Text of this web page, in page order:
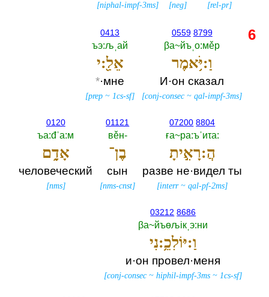
[rel-pr]
[neg]
[niphal-impf-3ms]
0559 8799
βа~йъˌо:мěр
וַ:יֹּ֥אמֶר
И·он сказал
[conj-consec ~qal-impf-3ms]
0413
ъэ:љˌай
אֵלַ֖:י
*·мне
[prep ~1cs-sf]
07200 8804
ға~ра:ъˈиτа:‎
הֲ:רָאִ֣יתָ
разве не·видел ты
[interr~qal-pf-2ms]
01121
вěн-‎
בֶן־
сын
[nms-cnst]
0120
ъа:đˈа:м
אָדָ֑ם
человеческий
[nms]
03212 8686
βа~йъөљiкˌэ:ни
וַ:יּוֹלִכֵ֥:נִי
и·он провел·меня
[conj-consec ~hiphil-impf-3ms ~1cs-sf]
6